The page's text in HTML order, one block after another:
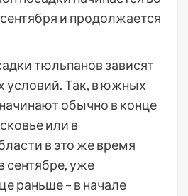
и продолжается
тюльпанов зависят
условий. Так, в южных
обычно в конце
или в
в это же время
сентябре, уже
раньше – в начале